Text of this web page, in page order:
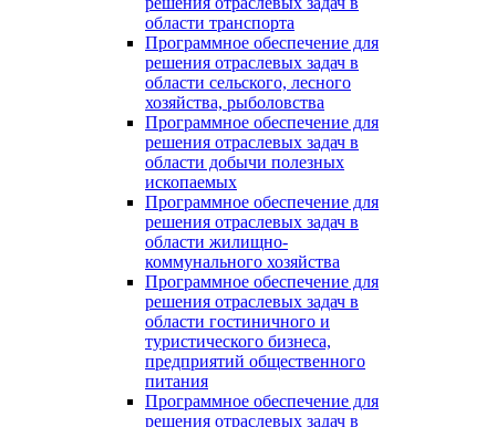
области транспорта
Программное обеспечение для
решения отраслевых задач в
области сельского, лесного
хозяйства, рыболовства
Программное обеспечение для
решения отраслевых задач в
области добычи полезных
ископаемых
Программное обеспечение для
решения отраслевых задач в
области жилищно-
коммунального хозяйства
Программное обеспечение для
решения отраслевых задач в
области гостиничного и
туристического бизнеса,
предприятий общественного
питания
Программное обеспечение для
решения отраслевых задач в